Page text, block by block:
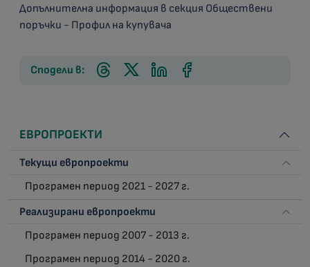
Допълнителна информация в секция Обществени
поръчки - Профил на купувача
Сподели в:
ЕВРОПРОЕКТИ
Текущи европроекти
Програмен период 2021 - 2027 г.
Реализирани европроекти
Програмен период 2007 - 2013 г.
Програмен период 2014 - 2020 г.